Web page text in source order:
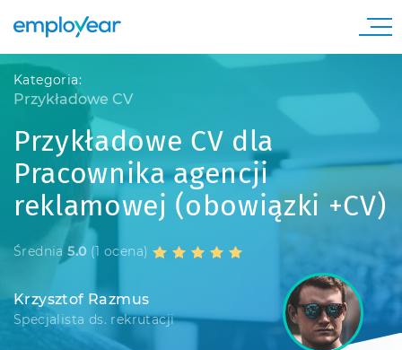
Kategoria:
Przykładowe CV
Przykładowe CV dla
Pracownika agencji
reklamowej (obowiązki +CV)
Średnia5.0(1 ocena)
Krzysztof Razmus
Specjalista ds. rekrutacji